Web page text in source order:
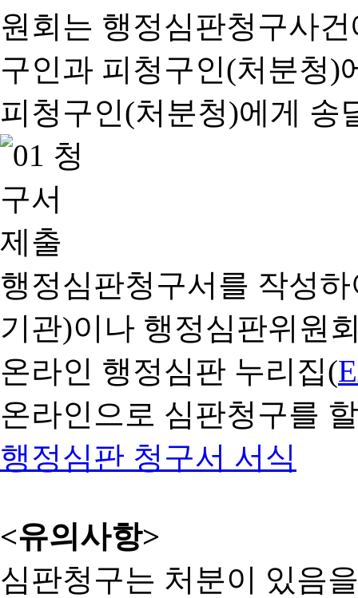
행정심판청구서를 작성
기관)이나 행정심판위원
온라인 행정심판 누리집(
온라인으로 심판청구를
행정심판 청구서 서식
<유의사항>
심판청구는 처분이 있음